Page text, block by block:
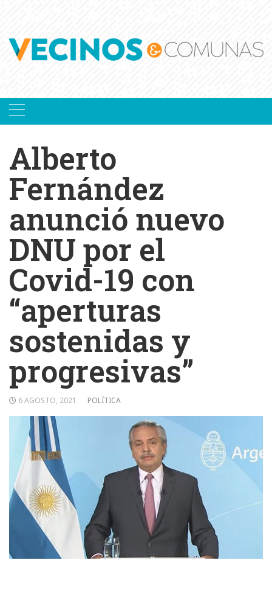
Alberto
Fernández
anunció nuevo
DNU por el
Covid-19 con
“aperturas
sostenidas y
progresivas”
6 AGOSTO, 2021 POLÍTICA